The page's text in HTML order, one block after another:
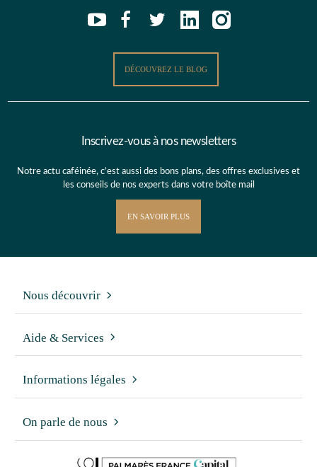
DÉCOUVREZ LE BLOG
Inscrivez-vous à nos newsletters
Notre actu caféinée, c’est aussi des bons plans, des offres exclusives et
les conseils de nos experts dans votre boîte mail
EN SAVOIR PLUS
Nous découvrir
Aide & Services
Informations légales
On parle de nous